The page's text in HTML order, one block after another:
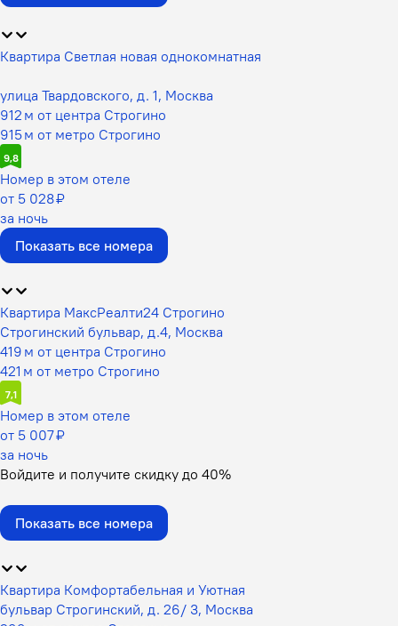
Квартира Светлая новая однокомнатная
улица Твардовского, д. 1, Москва
912 м от центра Строгино
915 м от метро Строгино
9,8
Номер в этом отеле
от 5 028 ₽
за ночь
Показать все номера
Квартира МаксРеалти24 Строгино
Строгинский бульвар, д.4, Москва
419 м от центра Строгино
421 м от метро Строгино
7,1
Номер в этом отеле
от 5 007 ₽
за ночь
Войдите и получите скидку до 40%
Показать все номера
Квартира Комфортабельная и Уютная
бульвар Строгинский, д. 26/ 3, Москва